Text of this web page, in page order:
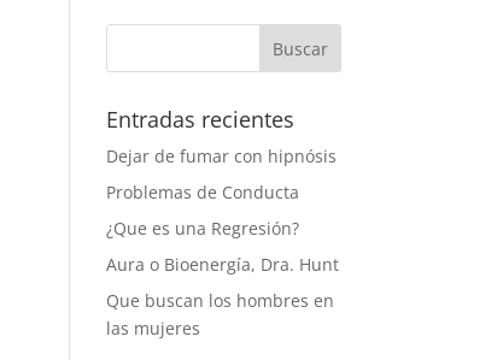
Entradas recientes
Dejar de fumar con hipnósis
Problemas de Conducta
¿Que es una Regresión?
Aura o Bioenergía, Dra. Hunt
Que buscan los hombres en
las mujeres